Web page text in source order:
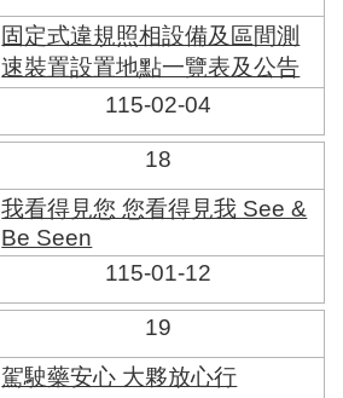
固定式違規照相設備及區間測
速裝置設置地點一覽表及公告
115-02-04
18
我看得見您 您看得見我 See &
Be Seen
115-01-12
19
駕駛藥安心 大夥放心行